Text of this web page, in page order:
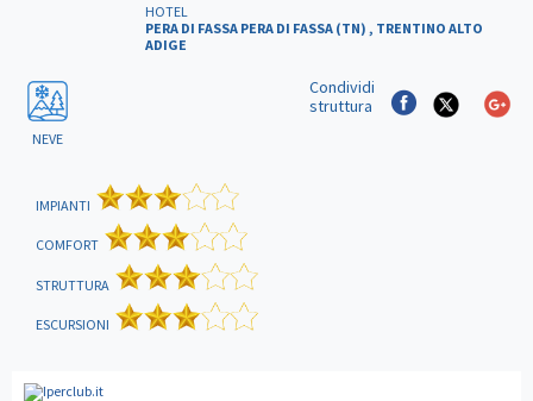
HOTEL
PERA DI FASSA PERA DI FASSA (TN) , TRENTINO ALTO
ADIGE
NEVE
Condividi
struttura
IMPIANTI
COMFORT
STRUTTURA
ESCURSIONI